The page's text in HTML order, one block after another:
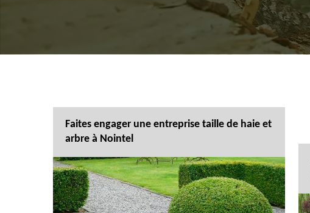
Faites engager une entreprise taille de haie et
arbre à Nointel